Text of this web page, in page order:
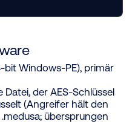
bit Windows-PE), primär
Datei, der AES-Schlüssel
(Angreifer hält den
übersprungen